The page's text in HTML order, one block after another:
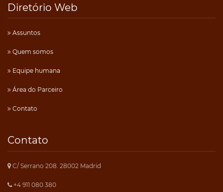
Diretório Web
Assuntos
Quem somos
Equipe humana
Área do Parceiro
Contato
Contato
C/ Serrano 208. 28002 Madrid
+4 911 080 380